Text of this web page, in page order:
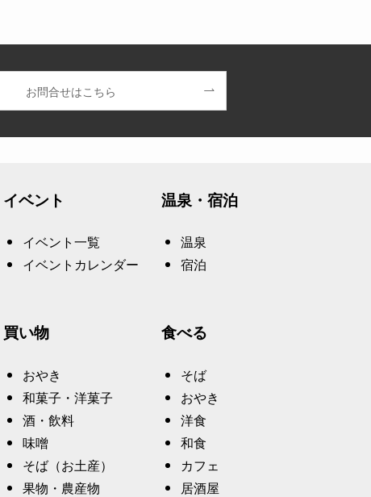
お問合せはこちら
イベント
イベント一覧
イベントカレンダー
買い物
おやき
和菓子・洋菓子
酒・飲料
味噌
そば（お土産）
果物・農産物
温泉・宿泊
温泉
宿泊
食べる
そば
おやき
洋食
和食
カフェ
居酒屋